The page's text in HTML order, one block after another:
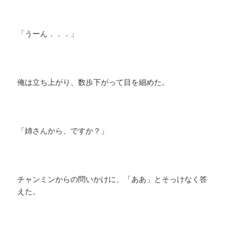
「うーん．．．」
俺は立ち上がり、数歩下がって目を細めた。
「姉さんから、ですか？」
チャンミンからの問いかけに、「ああ」とそっけなく答
えた。